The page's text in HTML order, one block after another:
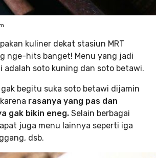
kuliner dekat stasiun MRT
nge-hits banget! Menu yang jadi
adalah soto kuning dan soto betawi.
begitu suka soto betawi dijamin
rasanya yang pas dan
gak bikin eneg. Selain berbagai
juga menu lainnya seperti iga
dsb.